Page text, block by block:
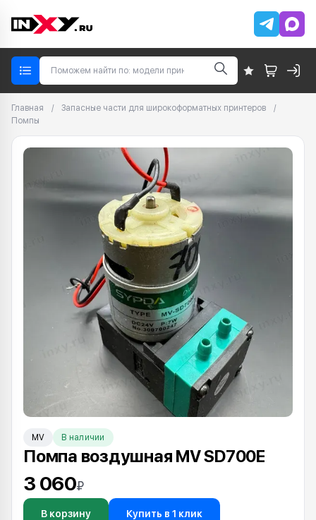
Главная / Запасные части для широкоформатных принтеров
/
Помпы
MV В наличии
Помпа воздушная MV SD700E
3 060₽
В корзину Купить в 1 клик